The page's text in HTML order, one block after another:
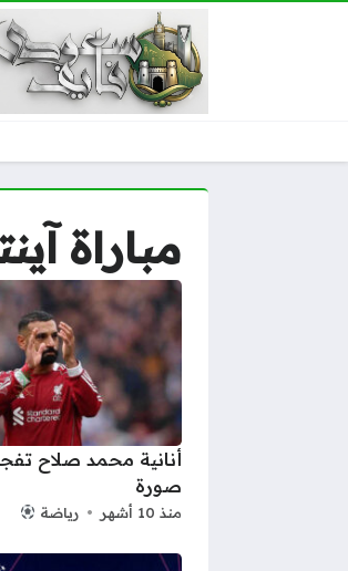
مباراة
أنانية محمد صلاح
صورة
منذ 10 أشهر رياضة